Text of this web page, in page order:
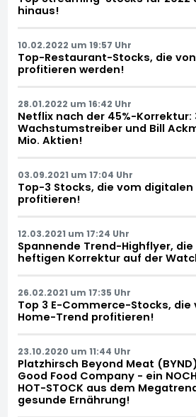
hinaus!
10.02.2022 um 19:57 Uhr
Top-Restaurant-Stocks, die
profitieren werden!
28.01.2022 um 16:42 Uhr
Netflix nach der 45%-Korrektur:
Wachstumstreiber und Bill
Mio. Aktien!
03.09.2021 um 17:04 Uhr
Top-3 Stocks, die vom
profitieren!
12.03.2021 um 17:24 Uhr
Spannende Trend-Highflyer,
heftigen Korrektur auf der
26.02.2021 um 17:35 Uhr
Top 3 E-Commerce-Stocks,
Home-Trend profitieren!
23.10.2020 um 11:44 Uhr
Platzhirsch Beyond Meat
Good Food Company - ein NOCH
HOT-STOCK aus dem
gesunde Ernährung!